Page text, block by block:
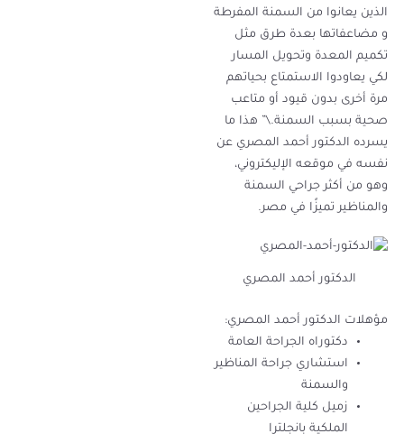
الذين يعانوا من السمنة المفرطة
و مضاعفاتها بعدة طرق مثل
تكميم المعدة وتحويل المسار
لكي يعاودوا الاستمتاع بحياتهم
مرة أخرى بدون قيود أو متاعب
صحية بسبب السمنة.\” هذا ما
يسرده الدكتور أحمد المصري عن
نفسه في موقعه الإليكتروني،
وهو من أكثر جراحي السمنة
والمناظير تميزًا في مصر.
الدكتور أحمد المصري
مؤهلات الدكتور أحمد المصري:
دكتوراه الجراحة العامة
استشاري جراحة المناظير
والسمنة
زميل كلية الجراحين
الملكية بانجلترا